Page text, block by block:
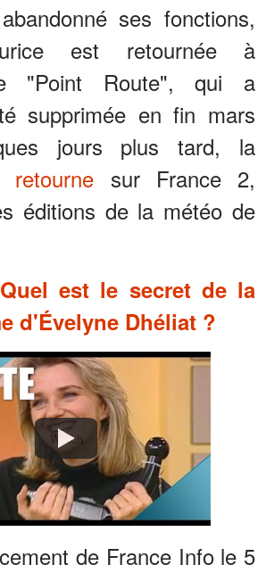
ses fonctions,
est retournée à
"Point Route", qui a
supprimée en fin mars
jours plus tard, la
retourne sur France 2,
éditions de la météo de
Quel est le secret de la
d'Évelyne Dhéliat ?
Watch
de France Info le 5